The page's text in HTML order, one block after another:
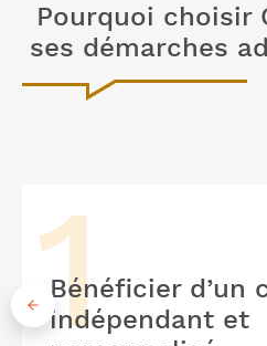
Pourquoi choisir
ses démarches
Bénéficier d’un
indépendant et